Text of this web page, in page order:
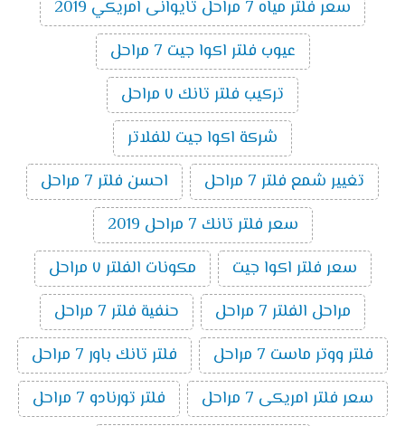
سعر فلتر مياه 7 مراحل تايوانى امريكي 2019
عيوب فلتر اكوا جيت 7 مراحل
تركيب فلتر تانك ٧ مراحل
شركة اكوا جيت للفلاتر
تغيير شمع فلتر 7 مراحل
احسن فلتر 7 مراحل
سعر فلتر تانك 7 مراحل 2019
سعر فلتر اكوا جيت
مكونات الفلتر ٧ مراحل
مراحل الفلتر 7 مراحل
حنفية فلتر 7 مراحل
فلتر ووتر ماست 7 مراحل
فلتر تانك باور 7 مراحل
سعر فلتر امريكى 7 مراحل
فلتر تورنادو 7 مراحل